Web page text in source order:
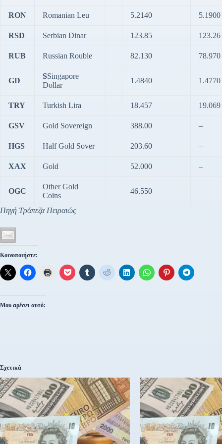
RON Romanian Leu 5.2140 5.1900
RSD Serbian Dinar 123.85 123.26
RUB Russian Rouble 82.130 78.970
GD
SSingapore
Dollar
1.4840 1.4770
TRY Turkish Lira 18.457 19.069
GSV Gold Sovereign 388.00 –
HGS Half Gold Sover 203.60 –
XAX Gold 52.000 –
OGC
Other Gold
Coins
46.550 –
Πηγή Τράπεζα Πειραιώς
Κοινοποιήστε:
Μου αρέσει αυτό:
Σχετικά